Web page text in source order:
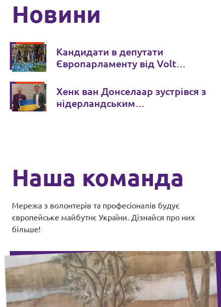
Новини
Кандидати в депутати
Європарламенту від Volt
зробити "5 кроків" для
підтримки України
Хенк ван Донселаар зустрівся з
нідерландським
Наша команда
Мережа з волонтерів та професіоналів будує
європейське майбутнє України. Дізнайся про них
більше!